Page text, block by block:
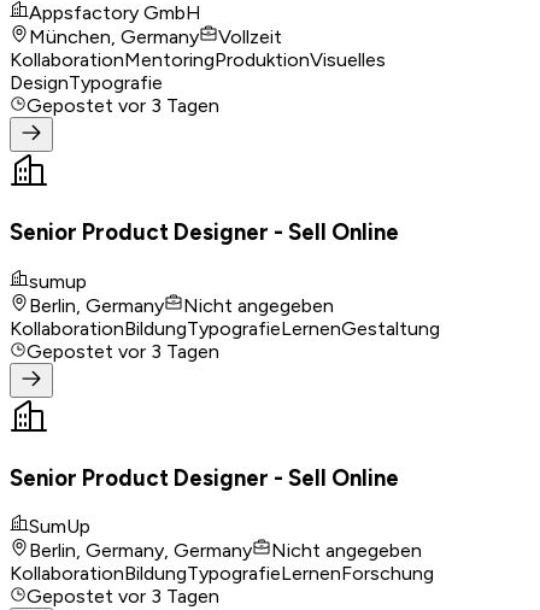
Appsfactory GmbH
München, Germany
Vollzeit
KollaborationMentoringProduktionVisuelles
DesignTypografie
Gepostet vor 3 Tagen
Senior Product Designer - Sell Online
sumup
Berlin, Germany
Nicht angegeben
KollaborationBildungTypografieLernenGestaltung
Gepostet vor 3 Tagen
Senior Product Designer - Sell Online
SumUp
Berlin, Germany, Germany
Nicht angegeben
KollaborationBildungTypografieLernenForschung
Gepostet vor 3 Tagen